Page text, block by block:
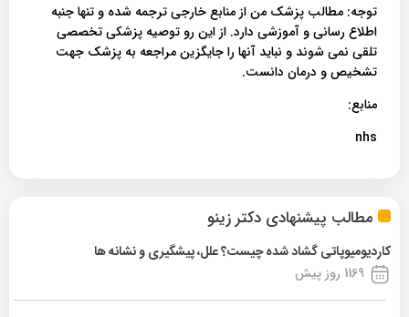
مطالب پیشنهادی دکتر زینو
کاردیومیوپاتی گشاد شده چیست؟ علل، پیشگیری و نشانه ها
1169 روز پیش
توجه: مطالب پزشک من از منابع خارجی ترجمه شده و تنها جنبه
اطلاع رسانی و آموزشی دارد. از این رو توصیه پزشکی تخصصی
تلقی نمی شوند و نباید آنها را جایگزین مراجعه به پزشک جهت
تشخیص و درمان دانست.
منابع:
nhs